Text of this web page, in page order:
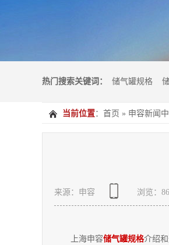
热门搜索关键词： 储气罐规格
当前位置： 首页 » 申容新闻
来源：申容 浏览： 86
上海申容储气罐规格介绍